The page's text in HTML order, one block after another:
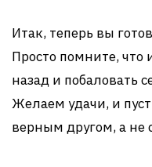
Итак, теперь вы
Просто помните, что
назад и побаловать
Желаем удачи, и
верным другом, а не